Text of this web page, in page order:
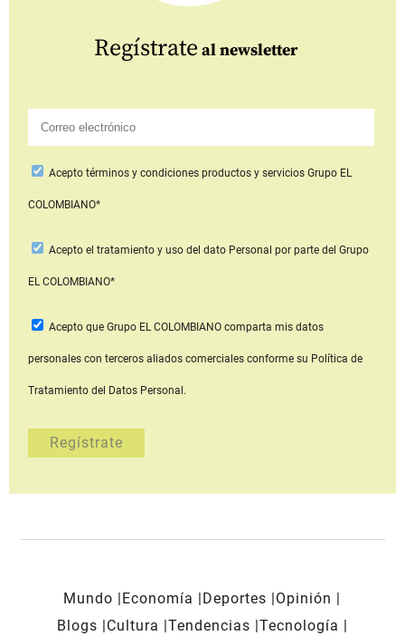
Regístrate al newsletter
Aceptotérminos y condiciones productos y serviciosGrupo EL
COLOMBIANO*
Acepto el tratamiento y uso del dato Personal por parte del Grupo
EL COLOMBIANO*
Acepto que Grupo EL COLOMBIANOcomparta mis datos
personales con terceros aliados comerciales conforme su Política de
Tratamiento del Datos Personal.
Mundo Economía Deportes
Opinión
Blogs
Cultura Tendencias Tecnología